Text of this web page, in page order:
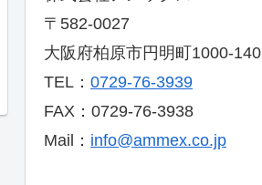
〒582-0027
大阪府柏原市円明町1000-140
TEL： 0729-76-3939
FAX：0729-76-3938
Mail： info@ammex.co.jp